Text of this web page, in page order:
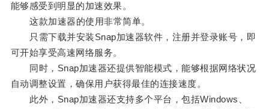
能够感受到明显的加速效果。
这款加速器的使用非常简单。
只需下载并安装Snap加速器软件，注册并登录账号，即
可开始享受高速网络服务。
同时，Snap加速器还提供智能模式，能够根据网络状况
自动调整设置，确保用户获得最佳的连接速度。
此外，Snap加速器还支持多个平台，包括Windows、